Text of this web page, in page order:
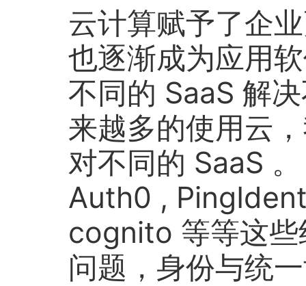
云计算赋予了企
也逐渐成为应用
不同的 SaaS 解
来越多的使用云
对不同的 SaaS
Auth0 ,
cognito 等等这些
问题，身份与统